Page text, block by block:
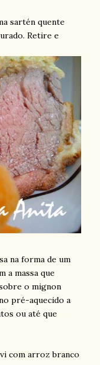
sartén quente
Retire e
na forma de um
a massa que
o mignon
pré-aquecido a
ou até que
com arroz branco